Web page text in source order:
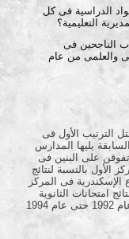
الدراسية فى كل
التعليمية؟
الناجحين فى
والعلمى من عام
الأول فى
السابقة يليها المدارس
على البنين فى
بالنسبة لنتائج
الإسكندرية فى المركز
امتحانات الثانوية
العامة للقسمين العلمى والأدبى فى الفترة من عام 1992 حتى عام 1994